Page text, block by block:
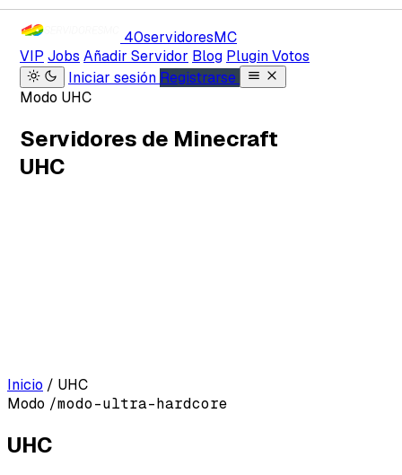
40servidoresMC
VIP Jobs Añadir Servidor Blog Plugin Votos
Iniciar sesión Registrarse
Modo UHC
Servidores de Minecraft
UHC
Inicio / UHC
Modo /modo-ultra-hardcore
UHC